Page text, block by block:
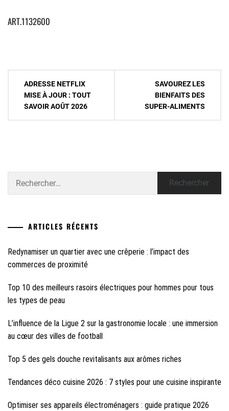
ART.1132600
Navigation
l’article
ADRESSE NETFLIX
MISE À JOUR : TOUT
SAVOIR AOÛT 2026
SAVOUREZ LES
BIENFAITS DES
SUPER-ALIMENTS
ARTICLES RÉCENTS
Redynamiser un quartier avec une crêperie : l’impact des
commerces de proximité
Top 10 des meilleurs rasoirs électriques pour hommes pour tous
les types de peau
L’influence de la Ligue 2 sur la gastronomie locale : une immersion
au cœur des villes de football
Top 5 des gels douche revitalisants aux arômes riches
Tendances déco cuisine 2026 : 7 styles pour une cuisine inspirante
Optimiser ses appareils électroménagers : guide pratique 2026